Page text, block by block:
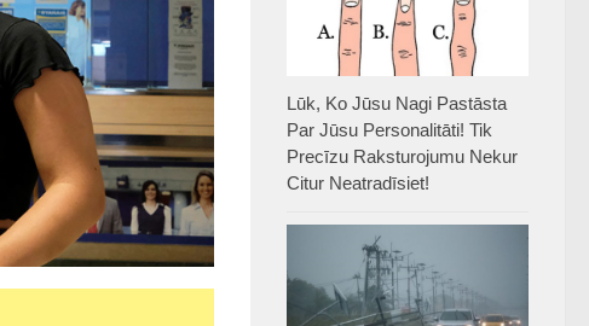
Lūk, Ko Jūsu Nagi Pastāsta
Par Jūsu Personalitāti! Tik
Precīzu Raksturojumu Nekur
Citur Neatradīsiet!